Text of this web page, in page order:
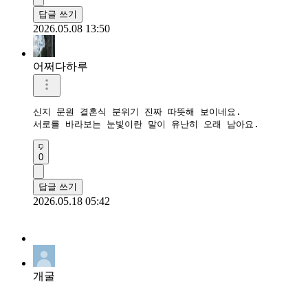
답글 쓰기
2026.05.08 13:50
어쩌다하루
신지 문원 결혼식 분위기 진짜 따뜻해 보이네요.
서로를 바라보는 눈빛이란 말이 유난히 오래 남아요.
0
답글 쓰기
2026.05.18 05:42
개굴